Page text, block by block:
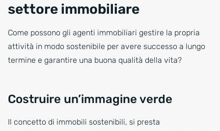
settore immobiliare
Come possono gli agenti immobiliari gestire la propria
attività in modo sostenibile per avere successo a lungo
termine e garantire una buona qualità della vita?
Costruire un’immagine verde
Il concetto di immobili sostenibili, si presta